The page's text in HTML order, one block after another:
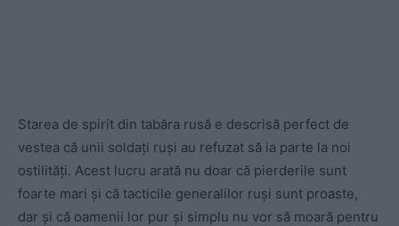
Starea de spirit din tabăra rusă e descrisă perfect de
vestea că unii soldați ruși au refuzat să ia parte la noi
ostilități. Acest lucru arată nu doar că pierderile sunt
foarte mari și că tacticile generalilor ruși sunt proaste,
dar și că oamenii lor pur și simplu nu vor să moară pentru